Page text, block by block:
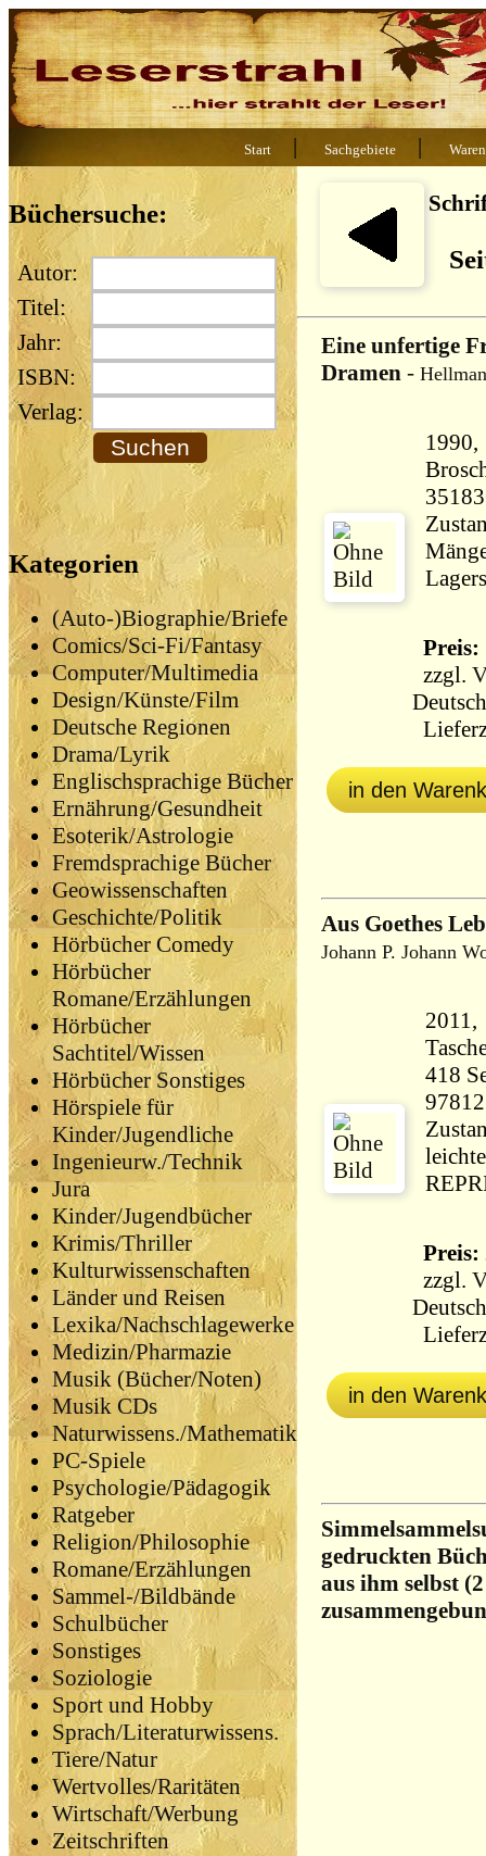
Start| Sachgebiete|
Büchersuche:
Autor:
Titel:
Jahr:
ISBN:
Verlag:
Kategorien
(Auto-)Biographie/Briefe
Comics/Sci-Fi/Fantasy
Computer/Multimedia
Design/Künste/Film
Deutsche Regionen
Drama/Lyrik
Englischsprachige Bücher
Ernährung/Gesundheit
Esoterik/Astrologie
Fremdsprachige Bücher
Geowissenschaften
Geschichte/Politik
Hörbücher Comedy
Hörbücher
Romane/Erzählungen
Hörbücher
Sachtitel/Wissen
Hörbücher Sonstiges
Hörspiele für
Kinder/Jugendliche
Ingenieurw./Technik
Jura
Kinder/Jugendbücher
Krimis/Thriller
Kulturwissenschaften
Länder und Reisen
Lexika/Nachschlagewerke
Medizin/Pharmazie
Musik (Bücher/Noten)
Musik CDs
Naturwissens./Mathematik
PC-Spiele
Psychologie/Pädagogik
Ratgeber
Religion/Philosophie
Romane/Erzählungen
Sammel-/Bildbände
Schulbücher
Sonstiges
Soziologie
Sport und Hobby
Sprach/Literaturwissens.
Tiere/Natur
Wertvolles/Raritäten
Wirtschaft/Werbung
Zeitschriften
Eine unfertige
Dramen -
Preis:
zzgl.
in den
Aus Goethes
Johann P. Johann
2011,
418 Seiten
Preis:
zzgl.
in den
gedruckten
aus ihm selbst